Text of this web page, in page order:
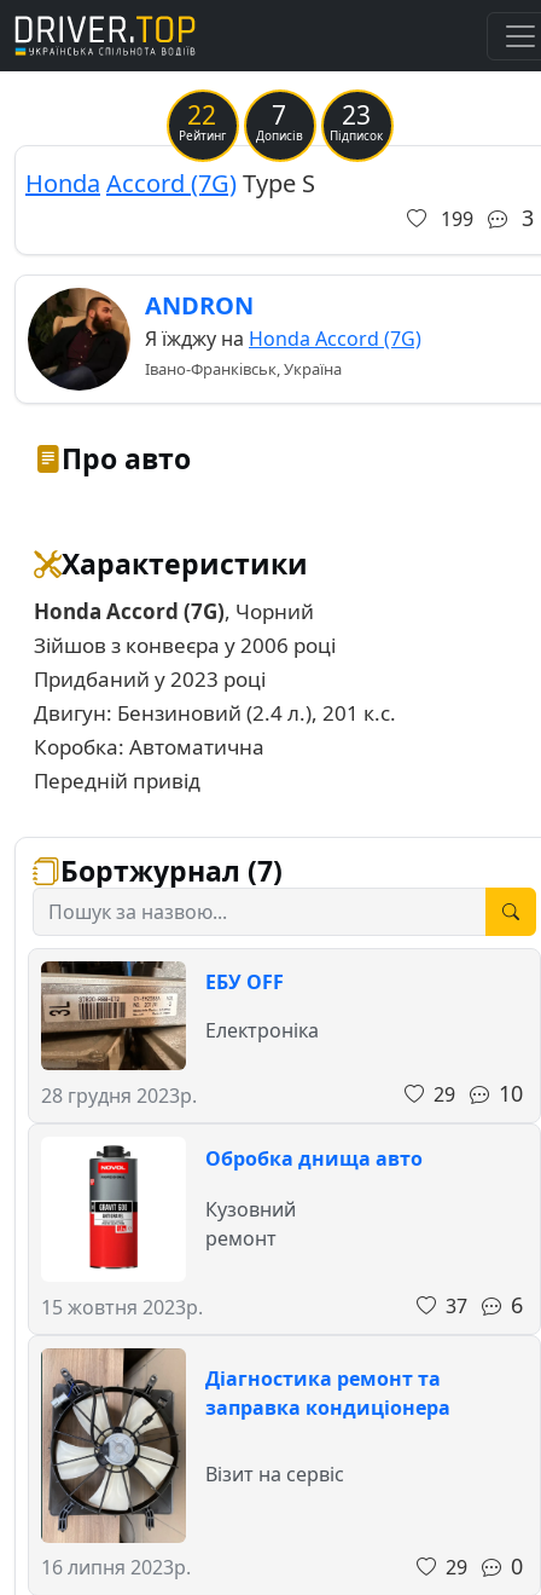
22
Рейтинг
7
Дописів
23
Підписок
Honda Accord (7G)Type S
199 3
ANDRON
Я їжджу на Honda Accord (7G)
Івано-Франківськ, Україна
Про авто
Характеристики
Honda Accord (7G), Чорний
Зійшов з конвеєра у 2006 році
Придбаний у 2023 році
Двигун: Бензиновий (2.4 л.), 201 к.с.
Коробка: Автоматична
Передній привід
Бортжурнал (7)
ЕБУ OFF
28 грудня 2023р.
Електроніка
29 10
Обробка днища авто
15 жовтня 2023р.
Кузовний
ремонт
37 6
Діагностика ремонт та
заправка кондиціонера
16 липня 2023р.
Візит на сервіс
29 0